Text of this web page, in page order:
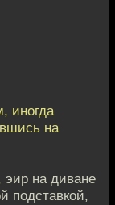
иногда
на
эир на диване
подставкой,